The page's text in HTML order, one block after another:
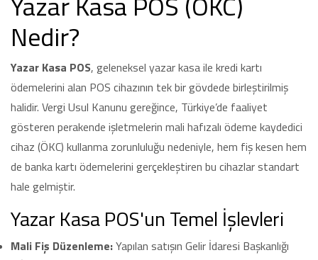
Nedir?
Yazar Kasa POS, geleneksel yazar kasa ile kredi kartı
ödemelerini alan POS cihazının tek bir gövdede birleştirilmiş
halidir. Vergi Usul Kanunu gereğince, Türkiye’de faaliyet
gösteren perakende işletmelerin mali hafızalı ödeme kaydedici
cihaz (ÖKC) kullanma zorunluluğu nedeniyle, hem fiş kesen hem
de banka kartı ödemelerini gerçekleştiren bu cihazlar standart
hale gelmiştir.
Yazar Kasa POS'un Temel İşlevleri
Mali Fiş Düzenleme:Yapılan satışın Gelir İdaresi Başkanlığı